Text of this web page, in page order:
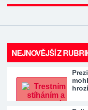
NEJNOVĚJŠÍ Z